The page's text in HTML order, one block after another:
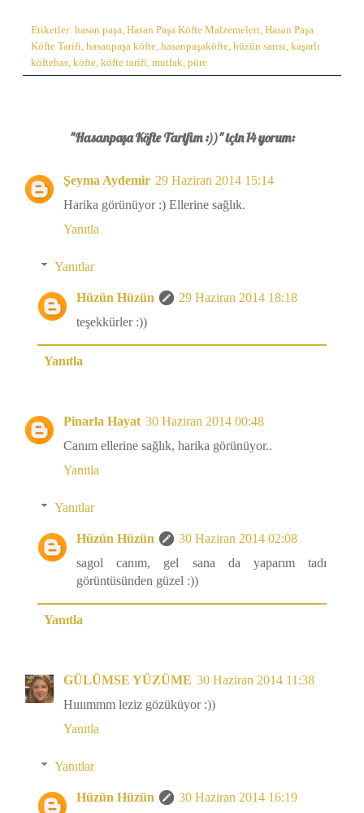
Etiketler: hasan paşa, Hasan Paşa Köfte Malzemeleri, Hasan Paşa
Köfte Tarifi, hasanpaşa köfte, hasanpaşaköfte, hüzün sarısı, kaşarlı
köftehas, köfte, köfte tarifi, mutfak, püre
"Hasanpaşa Köfte Tarifim :))" için 14 yorum:
Şeyma Aydemir 29 Haziran 2014 15:14
Harika görünüyor :) Ellerine sağlık.
Yanıtla
Yanıtlar
Hüzün Hüzün
29 Haziran 2014 18:18
teşekkürler :))
Yanıtla
Pinarla Hayat 30 Haziran 2014 00:48
Canım ellerine sağlık, harika görünüyor..
Yanıtla
Yanıtlar
Hüzün Hüzün
30 Haziran 2014 02:08
sagol canım, gel sana da yaparım tadı
görüntüsünden güzel :))
Yanıtla
GÜLÜMSE YÜZÜME 30 Haziran 2014 11:38
Hıııımmm leziz gözüküyor :))
Yanıtla
Yanıtlar
Hüzün Hüzün
30 Haziran 2014 16:19